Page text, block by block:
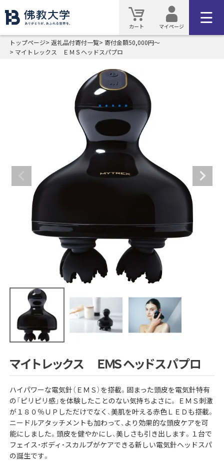
カート マイページ
トップページ 返礼品付寄付一覧
寄付金額50,000円～
マイトレックス ＥＭＳヘッドスパプロ
マイトレックス ＥＭＳヘッドスパプロ
ハイパワーな電気針（ＥＭＳ）を搭載。固まった頭皮を電気針特有
の「ピリピリ感」を体験したことのない気持ちよさに。 ＥＭＳ刺激
が１８０％ＵＰしただけでなく、美肌を叶える赤色ＬＥＤも搭載。
ニードルアタッチメントも加わって、より効果的な頭皮ケアを可
能にしました。頭皮を健やかにし、美しさも引き出します。１台で
フェイス・ボディ・スカルプがケアできる新しい電気針ヘッドスパ
の誕生です。